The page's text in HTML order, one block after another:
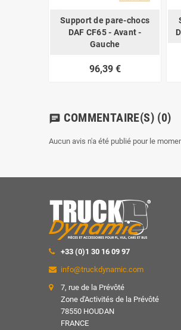
Support de pare-chocs
DAF CF65 - Avant -
Gauche
96,39 €
chat COMMENTAIRE(S) (0)
Aucun avis n'a été publié pour le
+33 (0)1 30 16 09 97
info@truckdynamic.com
7, rue de la Prévôté
Zone d'Activités de la Prévôté
78550 HOUDAN
FRANCE